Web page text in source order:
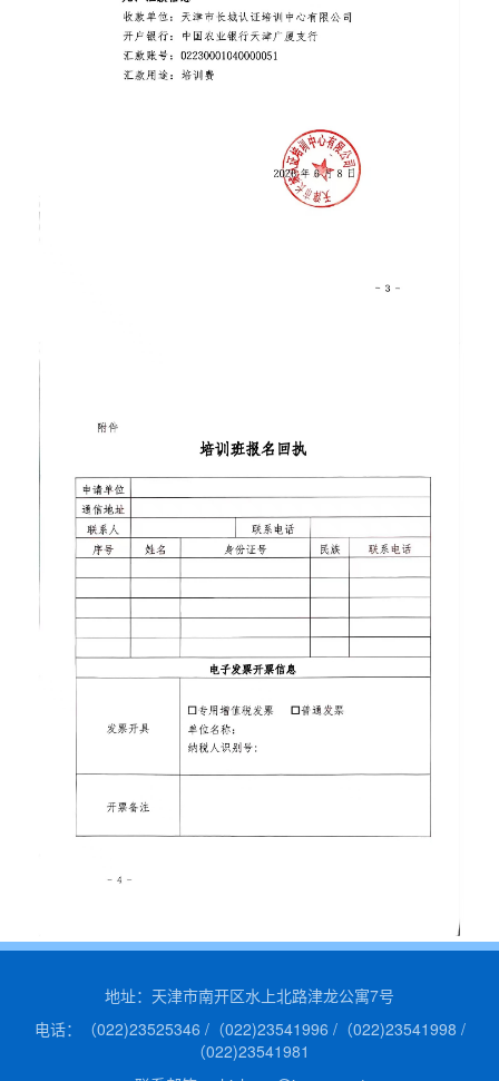
地址：天津市南开区水上北路津龙公寓7号
电话：（022)23525346 /（022)23541996 /（022)23541998 /
（022)23541981